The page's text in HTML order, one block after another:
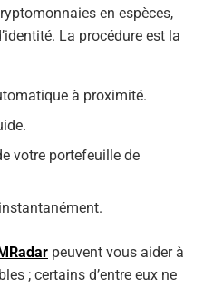
en espèces,
La procédure est la
à proximité.
votre portefeuille de
peuvent vous aider à
; certains d’entre eux ne